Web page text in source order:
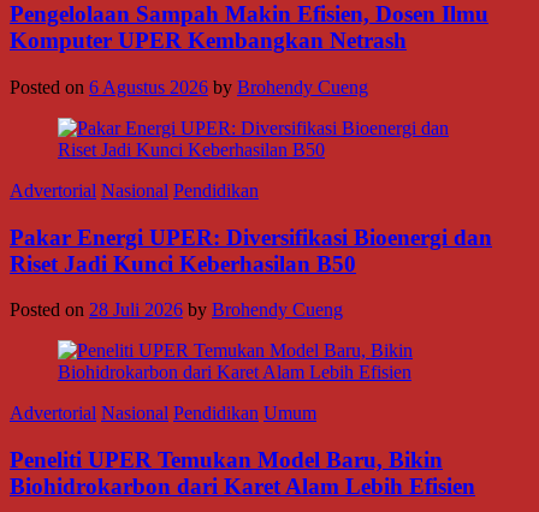
Pengelolaan Sampah Makin Efisien, Dosen Ilmu
Komputer UPER Kembangkan Netrash
Posted on 6 Agustus 2026 by Brohendy Cueng
Advertorial Nasional Pendidikan
Pakar Energi UPER: Diversifikasi Bioenergi dan
Riset Jadi Kunci Keberhasilan B50
Posted on 28 Juli 2026 by Brohendy Cueng
Advertorial Nasional Pendidikan Umum
Peneliti UPER Temukan Model Baru, Bikin
Biohidrokarbon dari Karet Alam Lebih Efisien